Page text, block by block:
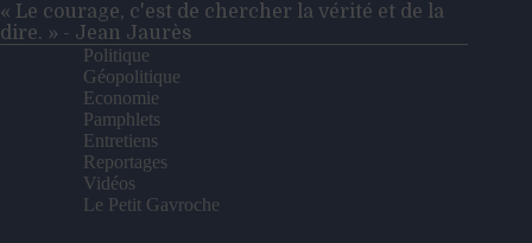
« Le courage, c'est de chercher la vérité et de la
dire. » - Jean Jaurès
Politique
Géopolitique
Economie
Pamphlets
Entretiens
Reportages
Vidéos
Le Petit Gavroche